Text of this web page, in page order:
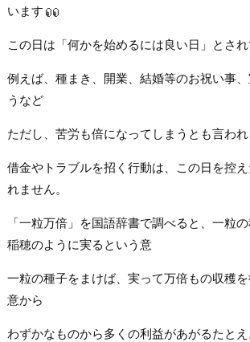
います
この日は「何かを始めるには良い日」とされ
例えば、種まき、開業、結婚等のお祝い事
うなど
ただし、苦労も倍になってしまうとも言わ
借金やトラブルを招く行動は、この日を控
れません。
「一粒万倍」を国語辞書で調べると、一粒
稲穂のように実るという意
一粒の種子をまけば、実って万倍もの収穫
意から
わずかなものから多くの利益があがるたとえ